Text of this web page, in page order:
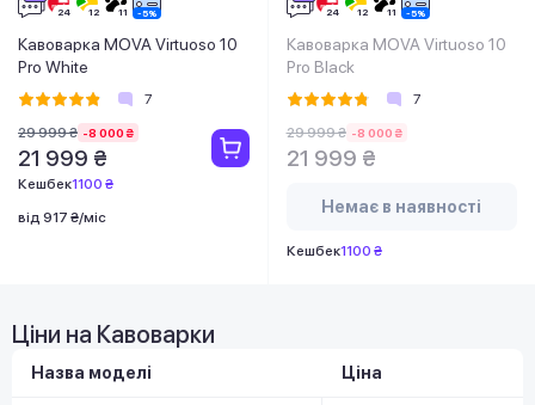
Кавоварка MOVA Virtuoso 10
Pro White
7
29 999 ₴ -8 000 ₴
21 999 ₴
Кешбек1100 ₴
від 917 ₴/міс
Кавоварка MOVA Virtuoso 10
Pro Black
7
29 999 ₴ -8 000 ₴
21 999 ₴
Немає в наявності
Кешбек1100 ₴
Ціни на Кавоварки
Назва моделі Ціна